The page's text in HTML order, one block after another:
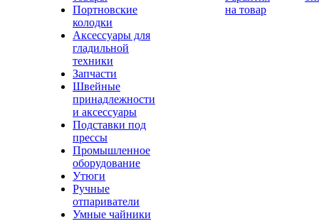
Портновские
колодки
Аксессуары для
гладильной
техники
Запчасти
Швейные
принадлежности
и аксессуары
Подставки под
прессы
Промышленное
оборудование
Утюги
Ручные
отпариватели
Умные чайники
на товар